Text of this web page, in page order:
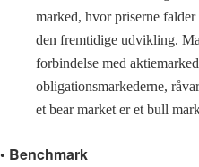
marked, hvor priserne
den fremtidige udvikling.
forbindelse med
obligationsmarkederne,
et bear market er et bull
• Benchmark